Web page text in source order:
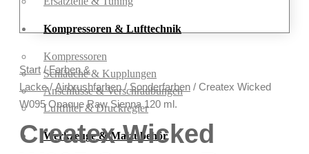
Kompressoren & Lufttechnik
Kompressoren
Schläuche & Kupplungen
Anschlüsse & Verschraubungen
Luftfilter & Druckregler
Werkzeuge & Malzubehör
Start /Farben &
Lacke/Airbrushfarben/Sonderfarben / Createx Wicked
W095 Opaque Raw Sienna 120 ml.
Createx Wicked